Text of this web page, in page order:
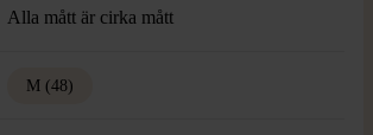
Alla mått är cirka mått
M (48)